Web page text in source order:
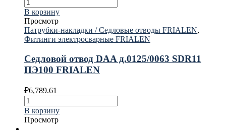
В корзину
Просмотр
Патрубки-накладки / Седловые отводы FRIALEN,
Фитинги электросварные FRIALEN
Седловой отвод DAA д.0125/0063 SDR11
ПЭ100 FRIALEN
₽6,789.61
В корзину
Просмотр